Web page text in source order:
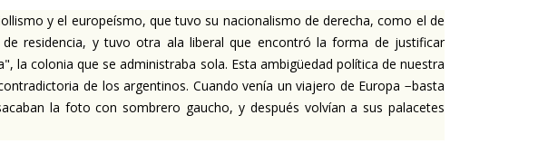
y el europeísmo, que tuvo su nacionalismo de derecha, como el de
residencia, y tuvo otra ala liberal que encontró la forma de justificar
colonia que se administraba sola. Esta ambigüedad política de nuestra
de los argentinos. Cuando venía un viajero de Europa −basta
la foto con sombrero gaucho, y después volvían a sus palacetes